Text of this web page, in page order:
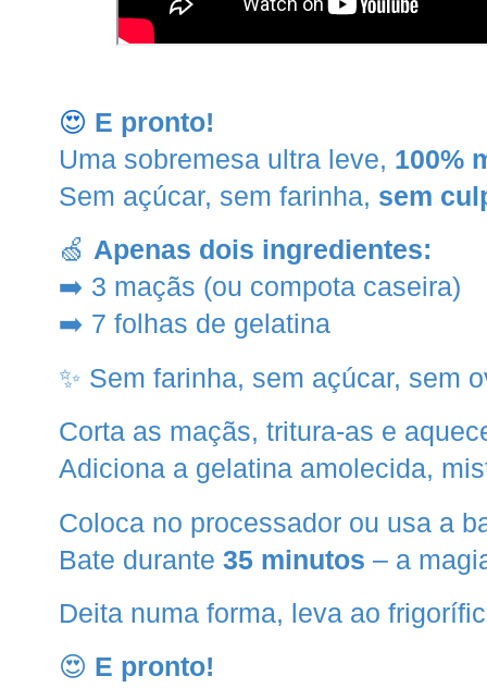
😍 E pronto!
Uma sobremesa ultra leve, 100%
Sem açúcar, sem farinha, sem
🍏 Apenas dois ingredientes:
➡️ 3 maçãs (ou compota caseira)
➡️ 7 folhas de gelatina
✨ Sem farinha, sem açúcar, sem
Corta as maçãs, tritura-as e
Adiciona a gelatina amolecida,
Coloca no processador ou usa a
Bate durante 35 minutos – a
Deita numa forma, leva ao
😍 E pronto!